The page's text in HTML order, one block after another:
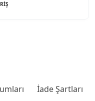
İade Şartları